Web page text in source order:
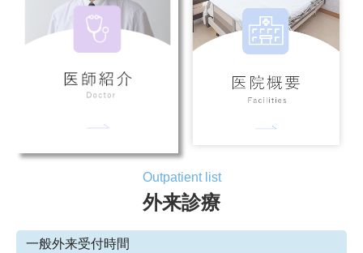
Outpatient list
外来診療
一般外来受付時間